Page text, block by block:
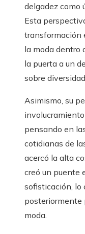
delgadez como
Esta
transformación
la moda dentro
la puerta a un
sobre
Asimismo, su
pensando en
cotidianas de
acercó la alta
creó un puente
sofisticación, lo
posteriormente
moda.